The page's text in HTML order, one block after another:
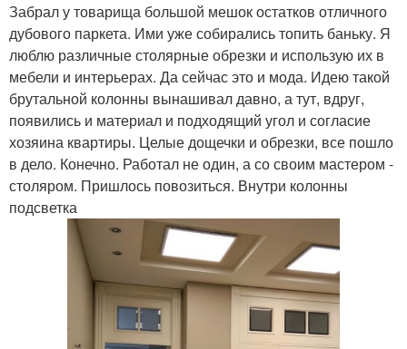
Забрал у товарища большой мешок остатков отличного
дубового паркета. Ими уже собирались топить баньку. Я
люблю различные столярные обрезки и использую их в
мебели и интерьерах. Да сейчас это и мода. Идею такой
брутальной колонны вынашивал давно, а тут, вдруг,
появились и материал и подходящий угол и согласие
хозяина квартиры. Целые дощечки и обрезки, все пошло
в дело. Конечно. Работал не один, а со своим мастером -
столяром. Пришлось повозиться. Внутри колонны
подсветка